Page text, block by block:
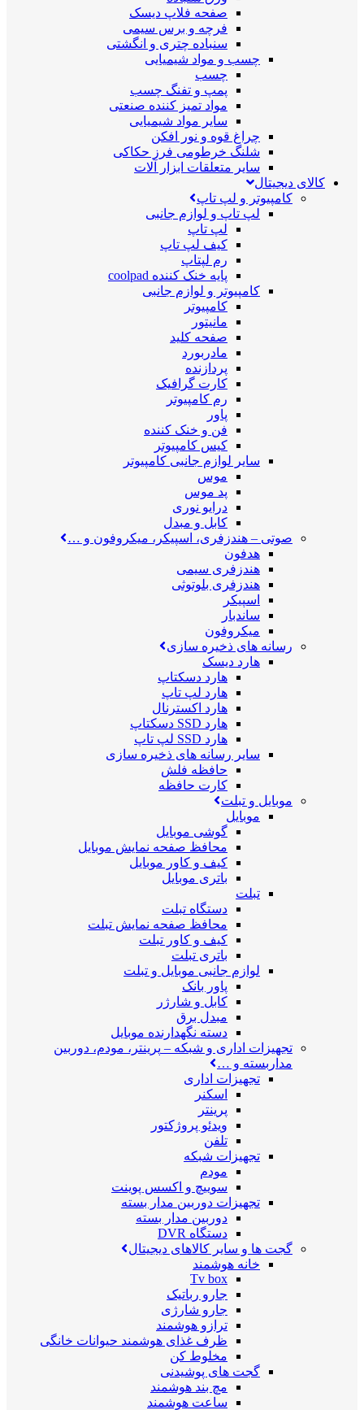
صفحه فلاپ دیسک
فرچه و برس سیمی
سنباده چتری و انگشتی
چسب و مواد شیمیایی
چسب
پمپ و تفنگ چسب
مواد تمیز کننده صنعتی
سایر مواد شیمیایی
چراغ قوه و نور افکن
شلنگ خرطومی فرز حکاکی
سایر متعلقات ابزار آلات
کالای دیجیتال
کامپیوتر و لپ تاپ
لپ تاپ و لوازم جانبی
لپ تاپ
کیف لپ تاپ
رم لپتاپ
پایه خنک کننده coolpad
کامپیوتر و لوازم جانبی
کامپیوتر
مانیتور
صفحه کلید
مادربورد
پردازنده
کارت گرافیک
رم کامپیوتر
پاور
فن و خنک کننده
کیس کامپیوتر
سایر لوازم جانبی کامپیوتر
موس
پد موس
درایو نوری
کابل و مبدل
صوتی – هندزفری، اسپیکر، میکروفون و …
هدفون
هندزفری سیمی
هندزفری بلوتوثی
اسپیکر
ساندبار
میکروفون
رسانه های ذخیره سازی
هارد دیسک
هارد دسکتاپ
هارد لپ تاپ
هارد اکسترنال
هارد SSD دسکتاپ
هارد SSD لپ تاپ
سایر رسانه های ذخیره سازی
حافظه فلش
کارت حافظه
موبایل و تبلت
موبایل
گوشی موبایل
محافظ صفحه نمایش موبایل
کیف و کاور موبایل
باتری موبایل
تبلت
دستگاه تبلت
محافظ صفحه نمایش تبلت
کیف و کاور تبلت
باتری تبلت
لوازم جانبی موبایل و تبلت
پاور بانک
کابل و شارژر
مبدل برق
دسته نگهدارنده موبایل
تجهیزات اداری و شبکه – پرینتر، مودم، دوربین
مداربسته و …
تجهیزات اداری
اسکنر
پرینتر
ویدئو پروژکتور
تلفن
تجهیزات شبکه
مودم
سوییچ و اکسس پوینت
تجهیزات دوربین مدار بسته
دوربین مدار بسته
دستگاه DVR
گجت ها و سایر کالاهای دیجیتال
خانه هوشمند
Tv box
جارو رباتیک
جارو شارژی
ترازو هوشمند
ظرف غذای هوشمند حیوانات خانگی
مخلوط کن
گجت های پوشیدنی
مچ بند هوشمند
ساعت هوشمند